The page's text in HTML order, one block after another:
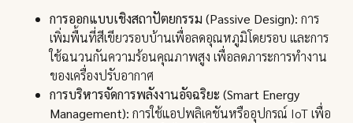
การออกแบบเชิงสถาปัตยกรรม (Passive Design): การ
เพิ่มพื้นที่สีเขียวรอบบ้านเพื่อลดอุณหภูมิโดยรอบ และการ
ใช้ฉนวนกันความร้อนคุณภาพสูง เพื่อลดภาระการทำงาน
ของเครื่องปรับอากาศ
การบริหารจัดการพลังงานอัจฉริยะ (Smart Energy
Management): การใช้แอปพลิเคชันหรืออุปกรณ์ IoT เพื่อ